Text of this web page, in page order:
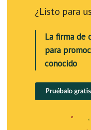
¿Listo para
La firma de
para
conocido
Pruébalo gratis